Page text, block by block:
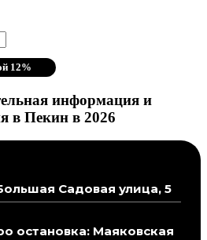
12%
информация и
в Пекин в 2026
Садовая улица, 5
остановка: Маяковская